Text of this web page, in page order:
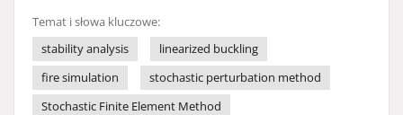
Temat i słowa kluczowe:
stability analysis
linearized buckling
fire simulation
stochastic perturbation method
Stochastic Finite Element Method